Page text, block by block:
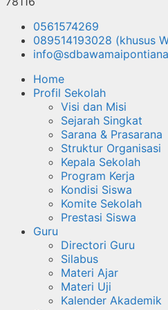
0561574269
089514193028 (khusus
Home
Profil Sekolah
Visi dan Misi
Sejarah Singkat
Sarana & Prasarana
Struktur Organisasi
Kepala Sekolah
Program Kerja
Kondisi Siswa
Komite Sekolah
Prestasi Siswa
Guru
Directori Guru
Silabus
Materi Ajar
Materi Uji
Kalender Akademik